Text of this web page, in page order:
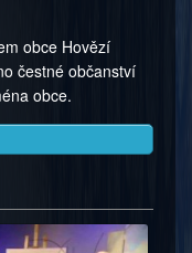
obce Hovězí
čestné občanství
obce.